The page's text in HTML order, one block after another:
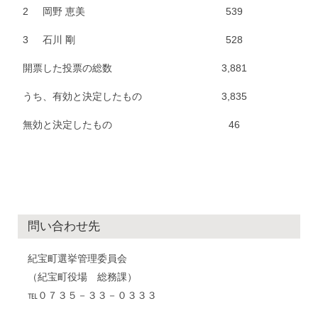
2 岡野 恵美 539
3 石川 剛 528
開票した投票の総数 3,881
うち、有効と決定したもの 3,835
無効と決定したもの 46
問い合わせ先
紀宝町選挙管理委員会
（紀宝町役場 総務課）
℡０７３５－３３－０３３３